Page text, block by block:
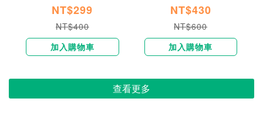
NT$299
NT$400
加入購物車
NT$430
NT$600
加入購物車
查看更多